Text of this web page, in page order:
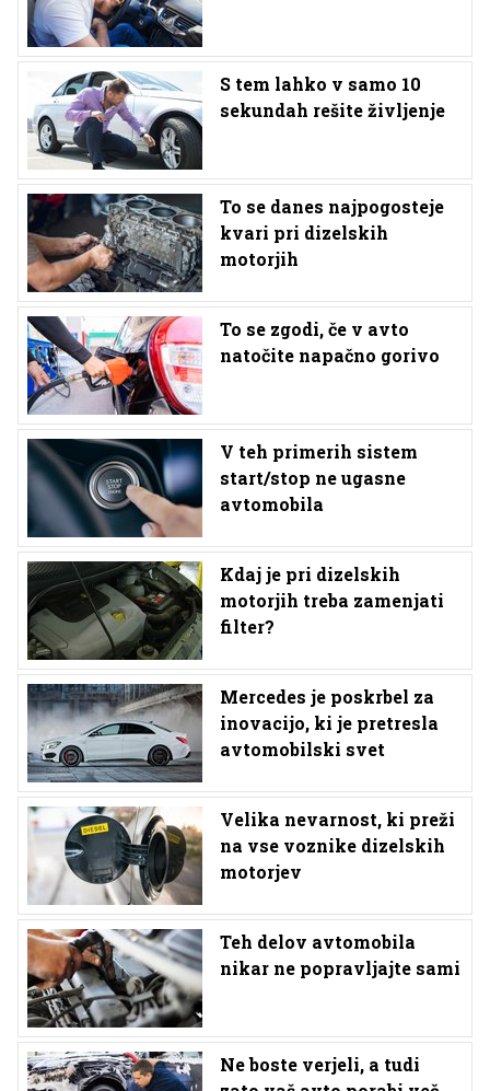
S tem lahko v samo 10
sekundah rešite življenje
To se danes najpogosteje
kvari pri dizelskih
motorjih
To se zgodi, če v avto
natočite napačno gorivo
V teh primerih sistem
start/stop ne ugasne
avtomobila
Kdaj je pri dizelskih
motorjih treba zamenjati
filter?
Mercedes je poskrbel za
inovacijo, ki je pretresla
avtomobilski svet
Velika nevarnost, ki preži
na vse voznike dizelskih
motorjev
Teh delov avtomobila
nikar ne popravljajte sami
Ne boste verjeli, a tudi